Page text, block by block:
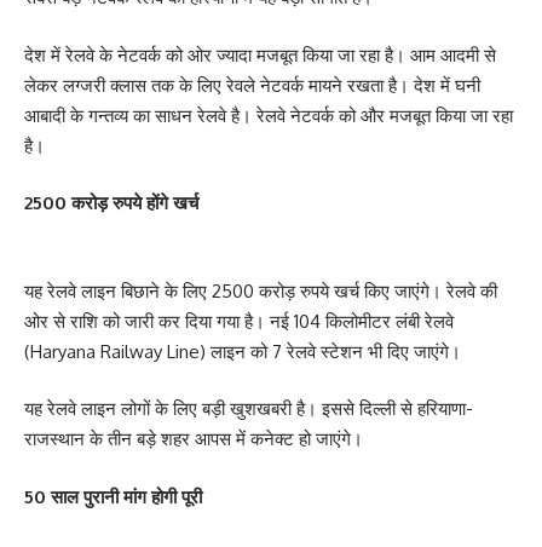
देश में रेलवे के नेटवर्क को ओर ज्यादा मजबूत किया जा रहा है। आम आदमी से
लेकर लग्जरी क्लास तक के लिए रेवले नेटवर्क मायने रखता है। देश में घनी
आबादी के गन्तव्य का साधन रेलवे है। रेलवे नेटवर्क को और मजबूत किया जा रहा
है।
2500 करोड़ रुपये होंगे खर्च
यह रेलवे लाइन बिछाने के लिए 2500 करोड़ रुपये खर्च किए जाएंगे। रेलवे की
ओर से राशि को जारी कर दिया गया है। नई 104 किलोमीटर लंबी रेलवे
(Haryana Railway Line) लाइन को 7 रेलवे स्टेशन भी दिए जाएंगे।
यह रेलवे लाइन लोगों के लिए बड़ी खुशखबरी है। इससे दिल्ली से हरियाणा-
राजस्थान के तीन बड़े शहर आपस में कनेक्ट हो जाएंगे।
50 साल पुरानी मांग होगी पूरी